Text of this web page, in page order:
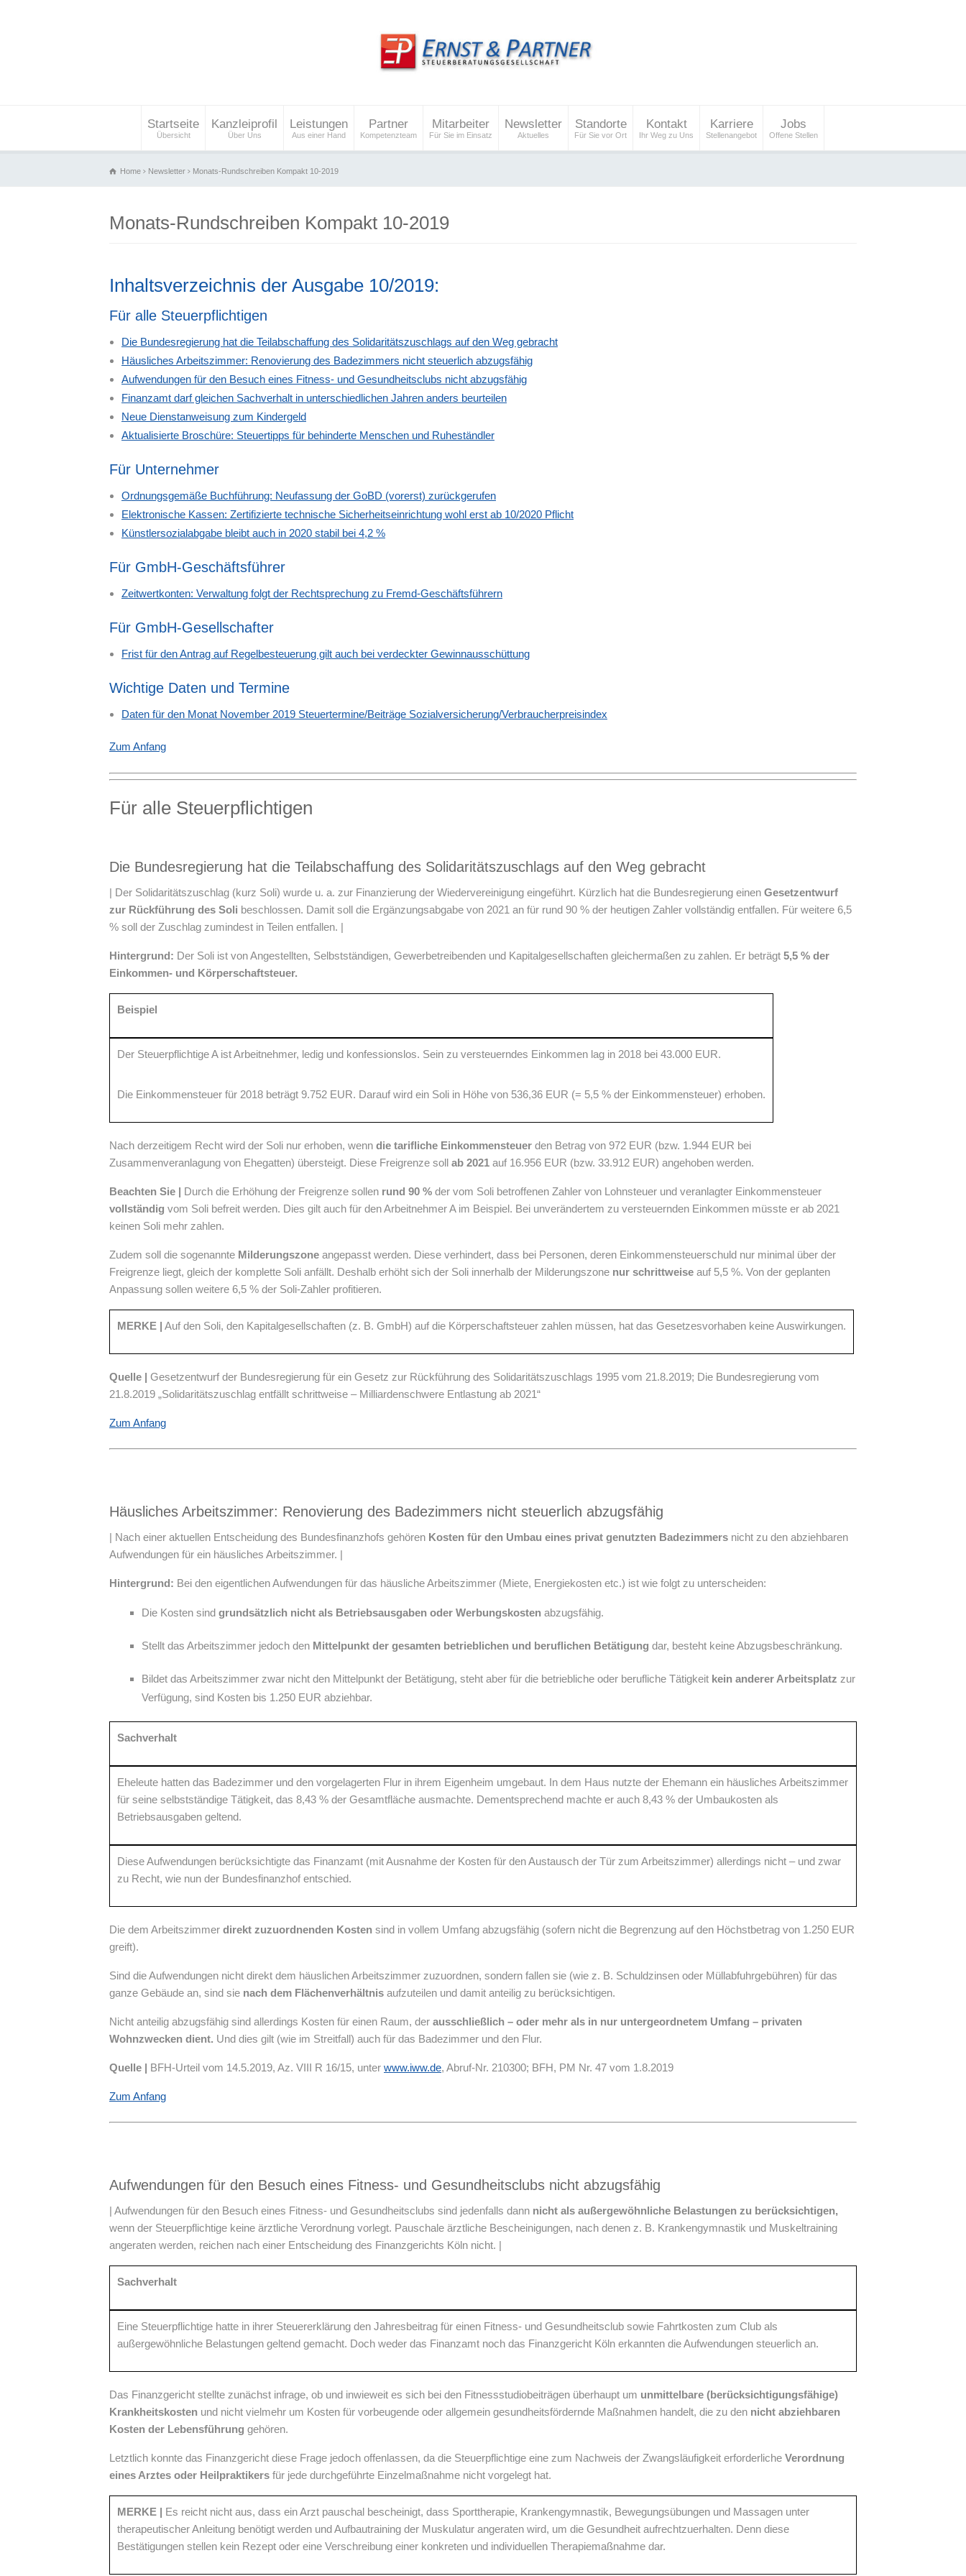
Startseite
Übersicht
Kanzleiprofil
Über Uns
Leistungen
Aus einer Hand
Partner
Kompetenzteam
Mitarbeiter
Für Sie im Einsatz
Newsletter
Aktuelles
Standorte
Für Sie vor Ort
Kontakt
Ihr Weg zu Uns
Karriere
Stellenangebot
Jobs
Offene Stellen
Home Newsletter Monats-Rundschreiben Kompakt 10-2019
Monats-Rundschreiben Kompakt 10-2019
Inhaltsverzeichnis der Ausgabe 10/2019:
Für alle Steuerpflichtigen
Die Bundesregierung hat die Teilabschaffung des Solidaritätszuschlags auf den Weg gebracht
Häusliches Arbeitszimmer: Renovierung des Badezimmers nicht steuerlich abzugsfähig
Aufwendungen für den Besuch eines Fitness- und Gesundheitsclubs nicht abzugsfähig
Finanzamt darf gleichen Sachverhalt in unterschiedlichen Jahren anders beurteilen
Neue Dienstanweisung zum Kindergeld
Aktualisierte Broschüre: Steuertipps für behinderte Menschen und Ruheständler
Für Unternehmer
Ordnungsgemäße Buchführung: Neufassung der GoBD (vorerst) zurückgerufen
Elektronische Kassen: Zertifizierte technische Sicherheitseinrichtung wohl erst ab 10/2020 Pflicht
Künstlersozialabgabe bleibt auch in 2020 stabil bei 4,2 %
Für GmbH-Geschäftsführer
Zeitwertkonten: Verwaltung folgt der Rechtsprechung zu Fremd-Geschäftsführern
Für GmbH-Gesellschafter
Frist für den Antrag auf Regelbesteuerung gilt auch bei verdeckter Gewinnausschüttung
Wichtige Daten und Termine
Daten für den Monat November 2019 Steuertermine/Beiträge Sozialversicherung/Verbraucherpreisindex
Zum Anfang
Für alle Steuerpflichtigen
Die Bundesregierung hat die Teilabschaffung des Solidaritätszuschlags auf den Weg gebracht
| Der Solidaritätszuschlag (kurz Soli) wurde u. a. zur Finanzierung der Wiedervereinigung eingeführt. Kürzlich hat die Bundesregierung einen Gesetzentwurf
zur Rückführung des Soli beschlossen. Damit soll die Ergänzungsabgabe von 2021 an für rund 90 % der heutigen Zahler vollständig entfallen. Für weitere 6,5
% soll der Zuschlag zumindest in Teilen entfallen. |
Hintergrund: Der Soli ist von Angestellten, Selbstständigen, Gewerbetreibenden und Kapitalgesellschaften gleichermaßen zu zahlen. Er beträgt 5,5 % der
Einkommen- und Körperschaftsteuer.
Beispiel
Der Steuerpflichtige A ist Arbeitnehmer, ledig und konfessionslos. Sein zu versteuerndes Einkommen lag in 2018 bei 43.000 EUR.
Die Einkommensteuer für 2018 beträgt 9.752 EUR. Darauf wird ein Soli in Höhe von 536,36 EUR (= 5,5 % der Einkommensteuer) erhoben.
Nach derzeitigem Recht wird der Soli nur erhoben, wenn die tarifliche Einkommensteuer den Betrag von 972 EUR (bzw. 1.944 EUR bei
Zusammenveranlagung von Ehegatten) übersteigt. Diese Freigrenze soll ab 2021 auf 16.956 EUR (bzw. 33.912 EUR) angehoben werden.
Beachten Sie | Durch die Erhöhung der Freigrenze sollen rund 90 % der vom Soli betroffenen Zahler von Lohnsteuer und veranlagter Einkommensteuer
vollständig vom Soli befreit werden. Dies gilt auch für den Arbeitnehmer A im Beispiel. Bei unverändertem zu versteuernden Einkommen müsste er ab 2021
keinen Soli mehr zahlen.
Zudem soll die sogenannte Milderungszone angepasst werden. Diese verhindert, dass bei Personen, deren Einkommensteuerschuld nur minimal über der
Freigrenze liegt, gleich der komplette Soli anfällt. Deshalb erhöht sich der Soli innerhalb der Milderungszone nur schrittweise auf 5,5 %. Von der geplanten
Anpassung sollen weitere 6,5 % der Soli-Zahler profitieren.
MERKE | Auf den Soli, den Kapitalgesellschaften (z. B. GmbH) auf die Körperschaftsteuer zahlen müssen, hat das Gesetzesvorhaben keine Auswirkungen.
Quelle | Gesetzentwurf der Bundesregierung für ein Gesetz zur Rückführung des Solidaritätszuschlags 1995 vom 21.8.2019; Die Bundesregierung vom
21.8.2019 „Solidaritätszuschlag entfällt schrittweise – Milliardenschwere Entlastung ab 2021“
Zum Anfang
Häusliches Arbeitszimmer: Renovierung des Badezimmers nicht steuerlich abzugsfähig
| Nach einer aktuellen Entscheidung des Bundesfinanzhofs gehören Kosten für den Umbau eines privat genutzten Badezimmers nicht zu den abziehbaren
Aufwendungen für ein häusliches Arbeitszimmer. |
Hintergrund: Bei den eigentlichen Aufwendungen für das häusliche Arbeitszimmer (Miete, Energiekosten etc.) ist wie folgt zu unterscheiden:
Die Kosten sind grundsätzlich nicht als Betriebsausgaben oder Werbungskosten abzugsfähig.
Stellt das Arbeitszimmer jedoch den Mittelpunkt der gesamten betrieblichen und beruflichen Betätigung dar, besteht keine Abzugsbeschränkung.
Bildet das Arbeitszimmer zwar nicht den Mittelpunkt der Betätigung, steht aber für die betriebliche oder berufliche Tätigkeit kein anderer Arbeitsplatz zur
Verfügung, sind Kosten bis 1.250 EUR abziehbar.
Sachverhalt
Eheleute hatten das Badezimmer und den vorgelagerten Flur in ihrem Eigenheim umgebaut. In dem Haus nutzte der Ehemann ein häusliches Arbeitszimmer
für seine selbstständige Tätigkeit, das 8,43 % der Gesamtfläche ausmachte. Dementsprechend machte er auch 8,43 % der Umbaukosten als
Betriebsausgaben geltend.
Diese Aufwendungen berücksichtigte das Finanzamt (mit Ausnahme der Kosten für den Austausch der Tür zum Arbeitszimmer) allerdings nicht – und zwar
zu Recht, wie nun der Bundesfinanzhof entschied.
Die dem Arbeitszimmer direkt zuzuordnenden Kosten sind in vollem Umfang abzugsfähig (sofern nicht die Begrenzung auf den Höchstbetrag von 1.250 EUR
greift).
Sind die Aufwendungen nicht direkt dem häuslichen Arbeitszimmer zuzuordnen, sondern fallen sie (wie z. B. Schuldzinsen oder Müllabfuhrgebühren) für das
ganze Gebäude an, sind sie nach dem Flächenverhältnis aufzuteilen und damit anteilig zu berücksichtigen.
Nicht anteilig abzugsfähig sind allerdings Kosten für einen Raum, der ausschließlich – oder mehr als in nur untergeordnetem Umfang – privaten
Wohnzwecken dient. Und dies gilt (wie im Streitfall) auch für das Badezimmer und den Flur.
Quelle | BFH-Urteil vom 14.5.2019, Az. VIII R 16/15, unter www.iww.de, Abruf-Nr. 210300; BFH, PM Nr. 47 vom 1.8.2019
Zum Anfang
Aufwendungen für den Besuch eines Fitness- und Gesundheitsclubs nicht abzugsfähig
| Aufwendungen für den Besuch eines Fitness- und Gesundheitsclubs sind jedenfalls dann nicht als außergewöhnliche Belastungen zu berücksichtigen,
wenn der Steuerpflichtige keine ärztliche Verordnung vorlegt. Pauschale ärztliche Bescheinigungen, nach denen z. B. Krankengymnastik und Muskeltraining
angeraten werden, reichen nach einer Entscheidung des Finanzgerichts Köln nicht. |
Sachverhalt
Eine Steuerpflichtige hatte in ihrer Steuererklärung den Jahresbeitrag für einen Fitness- und Gesundheitsclub sowie Fahrtkosten zum Club als
außergewöhnliche Belastungen geltend gemacht. Doch weder das Finanzamt noch das Finanzgericht Köln erkannten die Aufwendungen steuerlich an.
Das Finanzgericht stellte zunächst infrage, ob und inwieweit es sich bei den Fitnessstudiobeiträgen überhaupt um unmittelbare (berücksichtigungsfähige)
Krankheitskosten und nicht vielmehr um Kosten für vorbeugende oder allgemein gesundheitsfördernde Maßnahmen handelt, die zu den nicht abziehbaren
Kosten der Lebensführung gehören.
Letztlich konnte das Finanzgericht diese Frage jedoch offenlassen, da die Steuerpflichtige eine zum Nachweis der Zwangsläufigkeit erforderliche Verordnung
eines Arztes oder Heilpraktikers für jede durchgeführte Einzelmaßnahme nicht vorgelegt hat.
MERKE | Es reicht nicht aus, dass ein Arzt pauschal bescheinigt, dass Sporttherapie, Krankengymnastik, Bewegungsübungen und Massagen unter
therapeutischer Anleitung benötigt werden und Aufbautraining der Muskulatur angeraten wird, um die Gesundheit aufrechtzuerhalten. Denn diese
Bestätigungen stellen kein Rezept oder eine Verschreibung einer konkreten und individuellen Therapiemaßnahme dar.